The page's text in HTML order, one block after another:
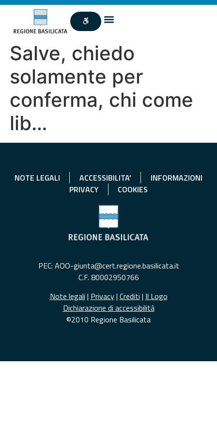
Salve, chiedo
solamente per
conferma, chi come
lib…
NOTE LEGALI ACCESSIBILITA'
INFORMAZIONI
PRIVACY
COOKIES
PEC: AOO-giunta@cert.regione.basilicata.it
C.F. 80002950766
Note legali | Privacy| Crediti | Il Logo
Dichiarazione di accessibilità
©2010 Regione Basilicata